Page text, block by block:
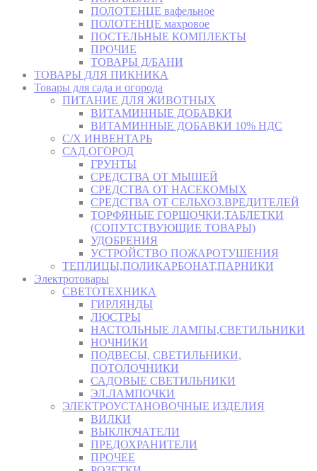
ПОЛОТЕНЦЕ вафельное
ПОЛОТЕНЦЕ махровое
ПОСТЕЛЬНЫЕ КОМПЛЕКТЫ
ПРОЧИЕ
ТОВАРЫ Д/БАНИ
ТОВАРЫ ДЛЯ ПИКНИКА
Товары для сада и огорода
ПИТАНИЕ ДЛЯ ЖИВОТНЫХ
ВИТАМИННЫЕ ДОБАВКИ
ВИТАМИННЫЕ ДОБАВКИ 10% НДС
С/Х ИНВЕНТАРЬ
САД,ОГОРОД
ГРУНТЫ
СРЕДСТВА ОТ МЫШЕЙ
СРЕДСТВА ОТ НАСЕКОМЫХ
СРЕДСТВА ОТ СЕЛЬХОЗ.ВРЕДИТЕЛЕЙ
ТОРФЯНЫЕ ГОРШОЧКИ,ТАБЛЕТКИ
(СОПУТСТВУЮЩИЕ ТОВАРЫ)
УДОБРЕНИЯ
УСТРОЙСТВО ПОЖАРОТУШЕНИЯ
ТЕПЛИЦЫ,ПОЛИКАРБОНАТ,ПАРНИКИ
Электротовары
СВЕТОТЕХНИКА
ГИРЛЯНДЫ
ЛЮСТРЫ
НАСТОЛЬНЫЕ ЛАМПЫ,СВЕТИЛЬНИКИ
НОЧНИКИ
ПОДВЕСЫ, СВЕТИЛЬНИКИ,
ПОТОЛОЧНИКИ
САДОВЫЕ СВЕТИЛЬНИКИ
ЭЛ.ЛАМПОЧКИ
ЭЛЕКТРОУСТАНОВОЧНЫЕ ИЗДЕЛИЯ
ВИЛКИ
ВЫКЛЮЧАТЕЛИ
ПРЕДОХРАНИТЕЛИ
ПРОЧЕЕ